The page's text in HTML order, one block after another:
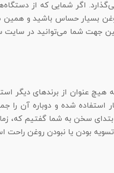
شما می‌توانید در سایت
عنوان از برند‌های دیگر
شده و دوباره آن را
سخن به شما گفتیم که،
بودن یا نبودن روغن راحت